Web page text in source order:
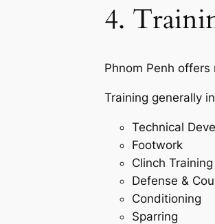
4.
Phnom Penh
Training generally
Technical
Footwork
Clinch Training
Defense &
Conditioning
Sparring